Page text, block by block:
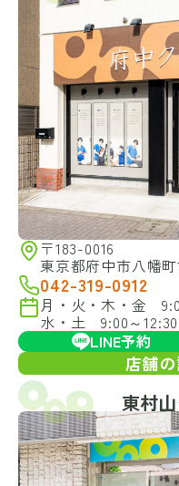
〒183-0016
東京都府中市八幡
042-319-0912
月・火・木・金
水・土 9:00～12:30
LINE予約
店舗
東村